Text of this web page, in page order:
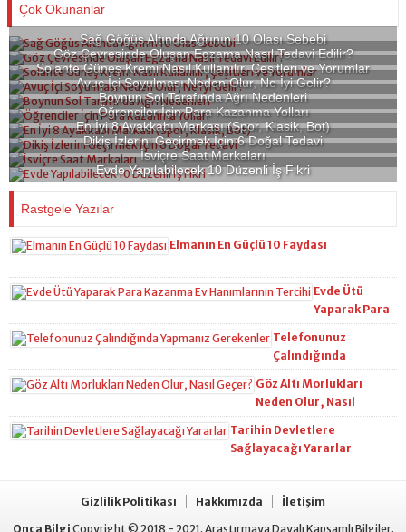
Çok Okunanlar
Sağ Göğüs Altında Ağrının 10 Olası Sebebi
Göz Çevresinde Oluşan Egzama Nasıl Tedavi Edilir?
Solante Güneş Kremi Nasıl Kullanılır, Çeşitleri ve Yorumlar
Avuç İçi Soyulması Neden Olur, Ne İyi Gelir?
Boynun Sol Tarafında Ağrı Nedenleri
Öğrenciler İçin Para Kazanma Yolları
En İyi 8 Ayakkabı Markası (Spor, Klasik, Bot)
Dikiş İzlerini Geçirmek İçin 6 Doğal Tedavi
İsviçre Saat Markaları
Evde Yapılabilecek 10 Düzenli İş Fikri
Rastgele Yazılar
Elmanın En Güçlü 10 Faydası
Evde Ütü
Yaparak Para
Kazanma Ev
Hanımlarının
Tercihi
Telefonunuz
Çalındığında
Yapmanız Gerekenler
Göz Altı Morlukları
Neden Olur, Nasıl
Geçer?
Tarihin Devletlere
Sağlayacağı Yararlar
Gizlilik Politikası Hakkımızda
İletişim
Onca Bilgi Copyright © 2018 - 2021. Araştırmaya Dayalı Kapsamlı Bilgiler.